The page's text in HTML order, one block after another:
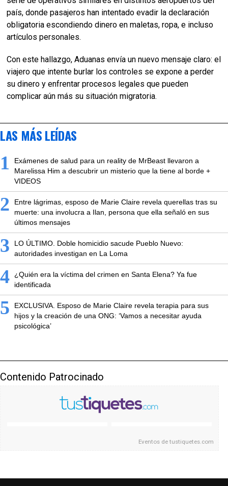
país, donde pasajeros han intentado evadir la declaración
obligatoria escondiendo dinero en maletas, ropa, e incluso
artículos personales.
Con este hallazgo, Aduanas envía un nuevo mensaje claro: el
viajero que intente burlar los controles se expone a perder
su dinero y enfrentar procesos legales que pueden
complicar aún más su situación migratoria.
LAS MÁS LEÍDAS
1
Exámenes de salud para un reality de MrBeast llevaron a
Marelissa Him a descubrir un misterio que la tiene al borde +
VIDEOS
2
Entre lágrimas, esposo de Marie Claire revela querellas tras su
muerte: una involucra a Ilan, persona que ella señaló en sus
últimos mensajes
3
LO ÚLTIMO. Doble homicidio sacude Pueblo Nuevo:
autoridades investigan en La Loma
4
¿Quién era la víctima del crimen en Santa Elena? Ya fue
identificada
5
EXCLUSIVA. Esposo de Marie Claire revela terapia para sus
hijos y la creación de una ONG: ‘Vamos a necesitar ayuda
psicológica’
Contenido Patrocinado
Eventos detustiquetes.com